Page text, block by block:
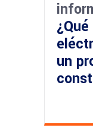
un